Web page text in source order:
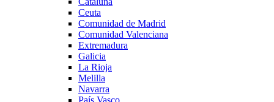
Ceuta
Comunidad de Madrid
Comunidad Valenciana
Extremadura
Galicia
La Rioja
Melilla
Navarra
País Vasco